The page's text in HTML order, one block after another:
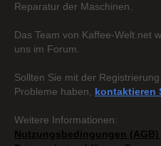
Reparatur der Maschinen.
Das Team von Kaffee-Welt.net
uns im Forum.
Sollten Sie mit der
Probleme haben, kontaktieren
Weitere Informationen:
Nutzungsbedingungen (AGB)